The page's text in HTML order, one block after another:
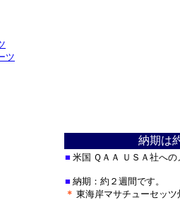
納期は
■ 米国 ＱＡＡ ＵＳＡ社へ
■ 納期：約２週間です。
＊ 東海岸マサチューセッ
ツ